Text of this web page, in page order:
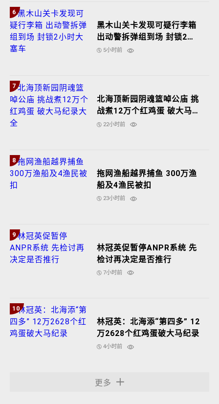
6
黑木山关卡发现可疑行李箱
出动警拆弹组到场 封锁2小
时大塞车
5小时前
7
北海顶新园阴魂篮啅公庙 挑
战煮12万个红鸡蛋 破大马纪
录大全
22小时前
8
拖网渔船越界捕鱼 300万渔
船及4渔民被扣
23小时前
9
林冠英促暂停ANPR系统 先
检讨再决定是否推行
7小时前
10
林冠英：北海添“第四多” 12
万2628个红鸡蛋破大马纪录
4小时前
更多